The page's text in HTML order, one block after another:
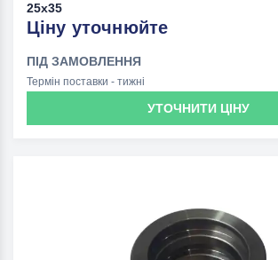
25x35
Ціну уточнюйте
ПІД ЗАМОВЛЕННЯ
Термін поставки - тижні
УТОЧНИТИ ЦІНУ